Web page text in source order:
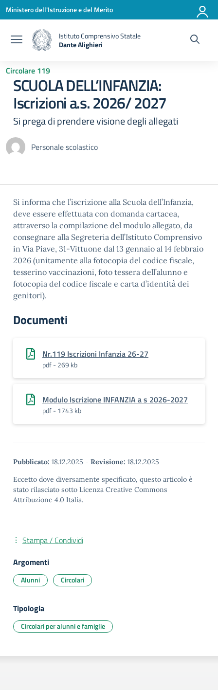
Vai ai contenuti
Vai al menu di navigazione
Vai al footer
Ministero dell'Istruzione e del Merito
Istituto Comprensivo Statale
Dante Alighieri
— Visita la pagina iniziale della scuola
Circolare 119
SCUOLA DELL’INFANZIA:
Iscrizioni a.s. 2026/ 2027
Si prega di prendere visione degli allegati
Personale scolastico
Si informa che l’iscrizione alla Scuola dell’Infanzia,
deve essere effettuata con domanda cartacea,
attraverso la compilazione del modulo allegato, da
consegnare alla Segreteria dell’Istituto Comprensivo
in Via Piave, 31-Vittuone dal 13 gennaio al 14 febbraio
2026 (unitamente alla fotocopia del codice fiscale,
tesserino vaccinazioni, foto tessera dell’alunno e
fotocopia del codice fiscale e carta d’identità dei
genitori).
Documenti
Nr.119 Iscrizioni Infanzia 26-27
pdf - 269 kb
Modulo Iscrizione INFANZIA a s 2026-2027
pdf - 1743 kb
Pubblicato: 18.12.2025 - Revisione: 18.12.2025
Eccetto dove diversamente specificato, questo articolo è
stato rilasciato sotto Licenza Creative Commons
Attribuzione 4.0 Italia.
Stampa / Condividi
Argomenti
Alunni Circolari
Tipologia
Circolari per alunni e famiglie